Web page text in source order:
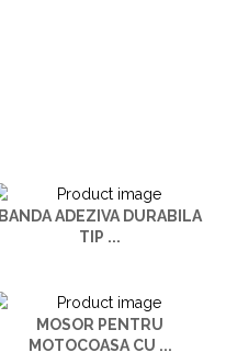
BANDA ADEZIVA DURABILA
TIP ...
MOSOR PENTRU
MOTOCOASA CU ...